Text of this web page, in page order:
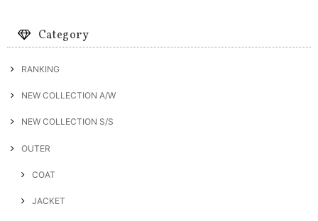
Category
RANKING
NEW COLLECTION A/W
NEW COLLECTION S/S
OUTER
COAT
JACKET